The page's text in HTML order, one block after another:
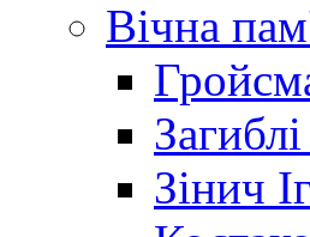
Вічна
Зінич